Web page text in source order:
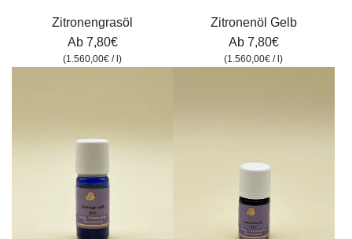
Zitronengrasöl
Ab 7,80€
(1.560,00€ / l)
Zitronenöl Gelb
Ab 7,80€
(1.560,00€ / l)